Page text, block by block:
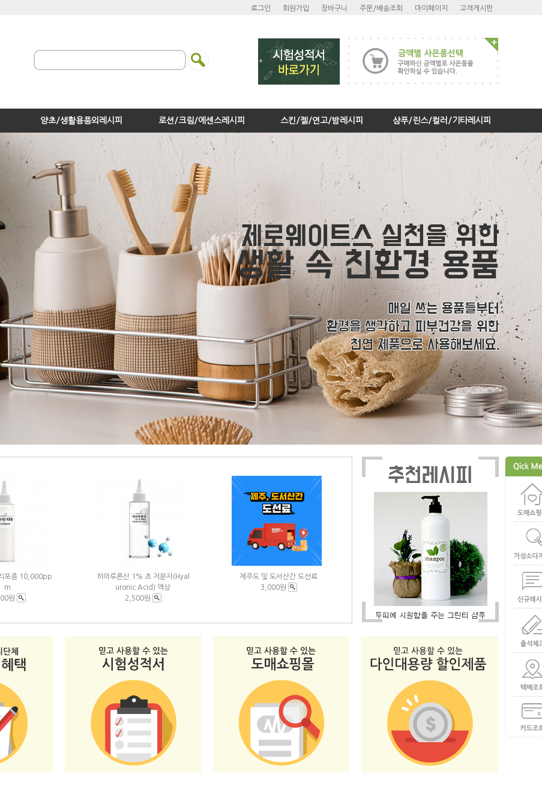
로그인 회원가입 장바구니 주문/배송조회 마이페이지 고객게시판
양초/생활용품외레시피 로션/크림/에센스레시피 스킨/젤/연고/밤레시피 샴푸/린스/컬러/기타레시피
포좀 10,000pp
m
원
히아루론산 1% 초 저분자(Hyal
uronic Acid) 액상
2,500원
제주도 및 도서산간 도선료
3,000원